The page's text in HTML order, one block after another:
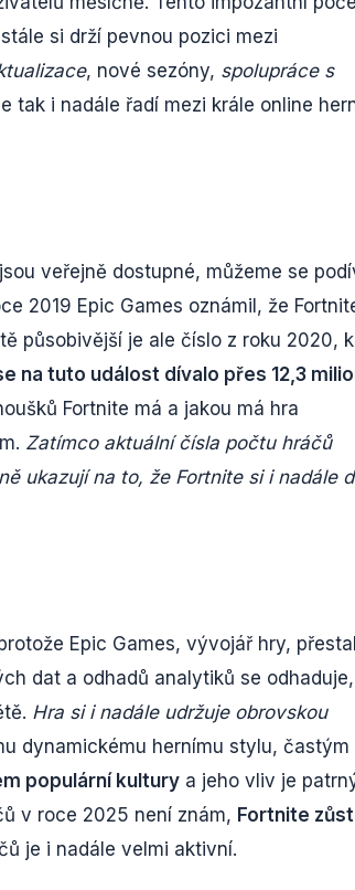
si drží pevnou pozici mezi
, nové sezóny, spolupráce s
tak i nadále řadí mezi krále online
veřejně dostupné, můžeme se
2019 Epic Games oznámil, že
působivější je ale číslo z roku 2020,
na tuto událost dívalo přes 12,3
Fortnite má a jakou má hra
Zatímco aktuální čísla počtu hráčů
ukazují na to, že Fortnite si i nadále
Epic Games, vývojář hry, přestal
dat a odhadů analytiků se
Hra si i nadále udržuje obrovskou
dynamickému hernímu stylu, častým
populární kultury a jeho vliv je
v roce 2025 není znám, Fortnite
je i nadále velmi aktivní.